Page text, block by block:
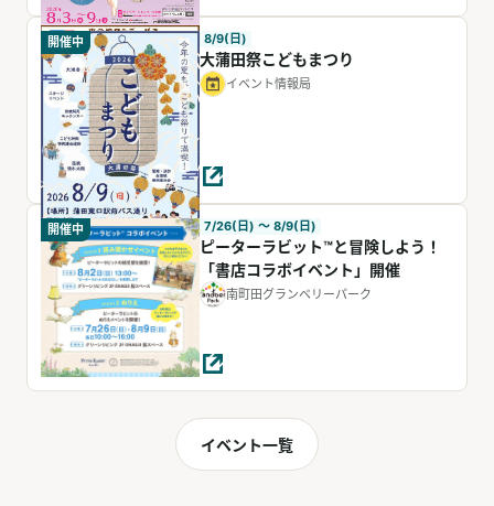
開催中 8/9(日)
大蒲田祭こどもまつり
イベント情報局
開催中 7/26(日) 〜 8/9(日)
ピーターラビット™と冒険しよう！
「書店コラボイベント」開催
南町田グランベリーパーク
イベント一覧